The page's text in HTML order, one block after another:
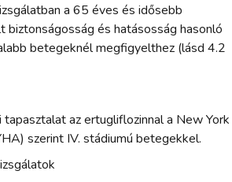
a 65 éves és idősebb
és hatásosság hasonló
betegeknél megfigyelthez (lásd 4.2
tapasztalat az ertugliflozinnal a New York
szerint IV. stádiumú betegekkel.